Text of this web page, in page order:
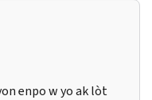
enpo w yo ak lòt